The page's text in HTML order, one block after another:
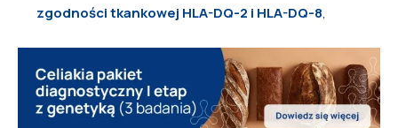
zgodności tkankowej HLA-DQ-2 i HLA-DQ-8,